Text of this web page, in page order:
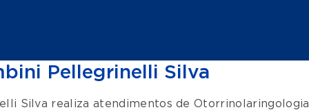
Pellegrinelli Silva
Silva realiza atendimentos deOtorrinolaringologia